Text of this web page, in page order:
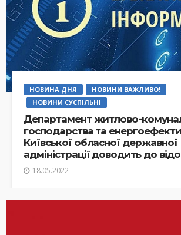
НОВИНА ДНЯ
НОВИНИ ВАЖЛИВО!
НОВИНИ СУСПІЛЬНІ
Департамент житлово-
господарства та
Київської обласної державної
адміністрації доводить до
18.05.2022